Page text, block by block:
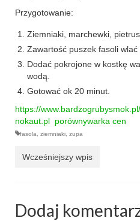
pizze
śniadania
przekąski
zapiekanki
chleby
sosy i pasty
napoje
specjalne okazje
Przygotowanie:
Ziemniaki, marchewki,
Zawartość puszek fasoli wlać
Dodać pokrojone w kostkę
wodą.
Gotować ok 20 minut.
https://
nokaut .pl porównywarka cen
fasola ziemniaki zupa
Wcześniejszy wpis
Dodaj